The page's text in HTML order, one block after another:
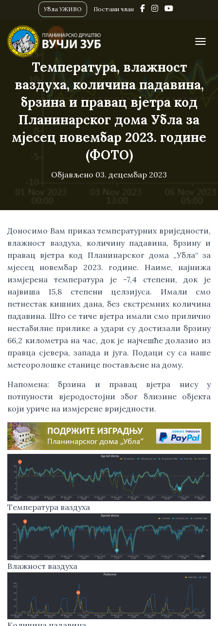
Убла УЖИВО Постани члан
Температура, влажност
ваздуха, количина падавина,
брзина и правац вјетра код
Планинарског дома Убла за
мјесец новембар 2023. године
(ФОТО)
Објављено 03. децембар 2023
Доносимо Вам приказ температурних вриједности,
влажност ваздуха, количину падавина, брзину и
правац вјетра код Планинарског дома „Убла“ за
мјесец новембар 2023. године. Наиме, најнижа
измјерена температура је -7,4 степени, док је
највиша 15,8 степени целзијуса. Имали смо
петнестак кишних дана, без екстремних количина
падавина. Што се тиче вјетра имали смо прилично
нестабилне прилике а удари су достизали брзину
66,2 километра на час, док је најчешће долазио из
правца сјевера, запада и југа. Подаци су са наше
метеоролошке станице постављене на дому.
Напомена: брзина и правац вјетра нису у
потпуности вјеродостојни због близине објекта
који уриче на измјерене вриједности.
Tемпература ваздуха
Влажност ваздуха